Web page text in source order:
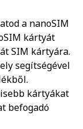
a nanoSIM
kártyát
SIM kártyára.
segítségével
kártyákat
befogadó